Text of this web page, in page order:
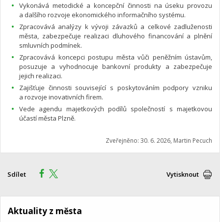
Vykonává metodické a koncepční činnosti na úseku provozu
a dalšího rozvoje ekonomického informačního systému.
Zpracovává analýzy k vývoji závazků a celkové zadluženosti
města, zabezpečuje realizaci dluhového financování a plnění
smluvních podmínek.
Zpracovává koncepci postupu města vůči peněžním ústavům,
posuzuje a vyhodnocuje bankovní produkty a zabezpečuje
jejich realizaci.
Zajišťuje činnosti související s poskytováním podpory vzniku
a rozvoje inovativních firem.
Vede agendu majetkových podílů společností s majetkovou
účastí města Plzně.
Zveřejněno: 30. 6. 2026, Martin Pecuch
Sdílet Vytisknout
Aktuality z města